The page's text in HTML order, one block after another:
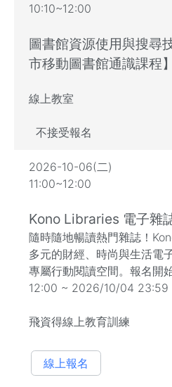
10:10~12:00
圖書館資源使用與搜尋
市移動圖書館通識課程】
線上教室
不接受報名
2026-10-06(二)
11:00~12:00
Kono Libraries 電子雜
隨時隨地暢讀熱門雜誌！
多元的財經、時尚與生活電
專屬行動閱讀空間。報名開
12:00 ~ 2026/10/04 23:59
飛資得線上教育訓練
線上報名